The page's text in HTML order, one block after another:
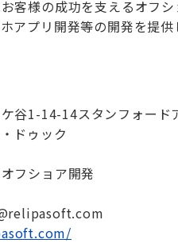
客様の成功を支えるオフ
アプリ開発等の開発を提供
谷1-14-14スタンフォード
ドゥック
フショア開発